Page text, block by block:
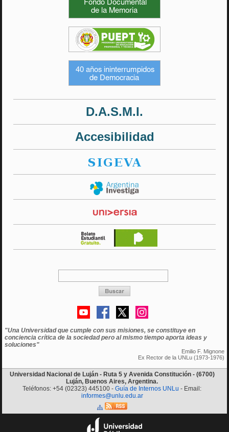
D.A.S.M.I.
Accesibilidad
"Una Universidad que cumple con sus misiones, se constituye en
conciencia crítica de la sociedad pero al mismo tiempo aporta ideas y
soluciones"
Emilio F. Mignone
Ex Rector de la UNLu (1973-1976)
Universidad Nacional de Luján - Ruta 5 y Avenida Constitución - (6700)
Luján, Buenos Aires, Argentina.
Teléfonos: +54 (02323) 445100 - Guía de Internos UNLu - Email:
informes@unlu.edu.ar